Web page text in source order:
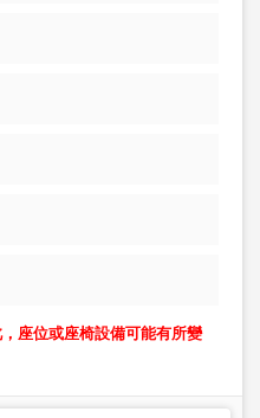
座位或座椅設備可能有所變